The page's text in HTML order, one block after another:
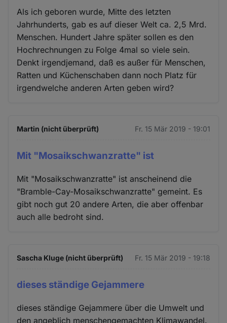
Als ich geboren wurde, Mitte des letzten
Jahrhunderts, gab es auf dieser Welt ca. 2,5 Mrd.
Menschen. Hundert Jahre später sollen es den
Hochrechnungen zu Folge 4mal so viele sein.
Denkt irgendjemand, daß es außer für Menschen,
Ratten und Küchenschaben dann noch Platz für
irgendwelche anderen Arten geben wird?
Martin (nicht überprüft) Fr. 15 Mär 2019 - 19:01
Mit "Mosaikschwanzratte" ist
Mit "Mosaikschwanzratte" ist anscheinend die
"Bramble-Cay-Mosaikschwanzratte" gemeint. Es
gibt noch gut 20 andere Arten, die aber offenbar
auch alle bedroht sind.
Sascha Kluge (nicht überprüft) Fr. 15 Mär 2019 - 19:18
dieses ständige Gejammere
dieses ständige Gejammere über die Umwelt und
den angeblich menschengemachten Klimawandel.